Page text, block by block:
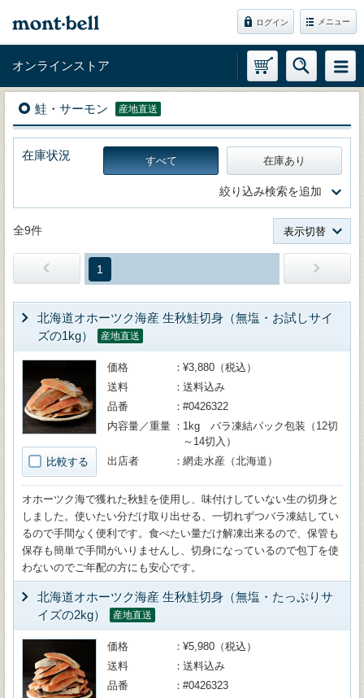
ログイン メニュー
オンラインストア
鮭・サーモン 産地直送
在庫状況 すべて 在庫あり
絞り込み検索を追加
全9件 表示切替
1
北海道オホーツク海産 生秋鮭切身（無塩・お試しサイ
ズの1kg）
産地直送
比較する
価格
¥3,880（税込）
送料
送料込み
品番
#0426322
内容量／重量
1kg バラ凍結パック包装（12切
～14切入）
出店者
網走水産（北海道）
オホーツク海で獲れた秋鮭を使用し、味付けしていない生の切身と
しました。使いたい分だけ取り出せる、一切れずつバラ凍結してい
るので手間なく便利です。食べたい量だけ解凍出来るので、保管も
保存も簡単で手間がいりませんし、切身になっているので包丁を使
わないのでご年配の方にも安心です。
北海道オホーツク海産 生秋鮭切身（無塩・たっぷりサ
イズの2kg）
産地直送
価格
¥5,980（税込）
送料
送料込み
品番
#0426323